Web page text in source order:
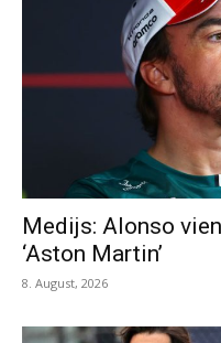
Medijs: Alonso
‘Aston Martin’
8. August, 2026